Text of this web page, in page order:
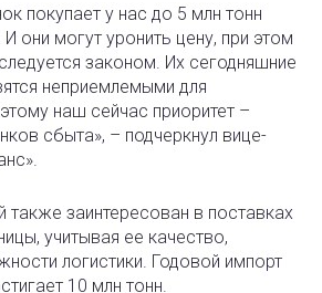
покупает у нас до 5 млн тонн
они могут уронить цену, при этом
законом. Их сегодняшние
неприемлемыми для
наш сейчас приоритет –
сбыта», – подчеркнул вице-
также заинтересован в поставках
учитывая ее качество,
логистики. Годовой импорт
10 млн тонн.